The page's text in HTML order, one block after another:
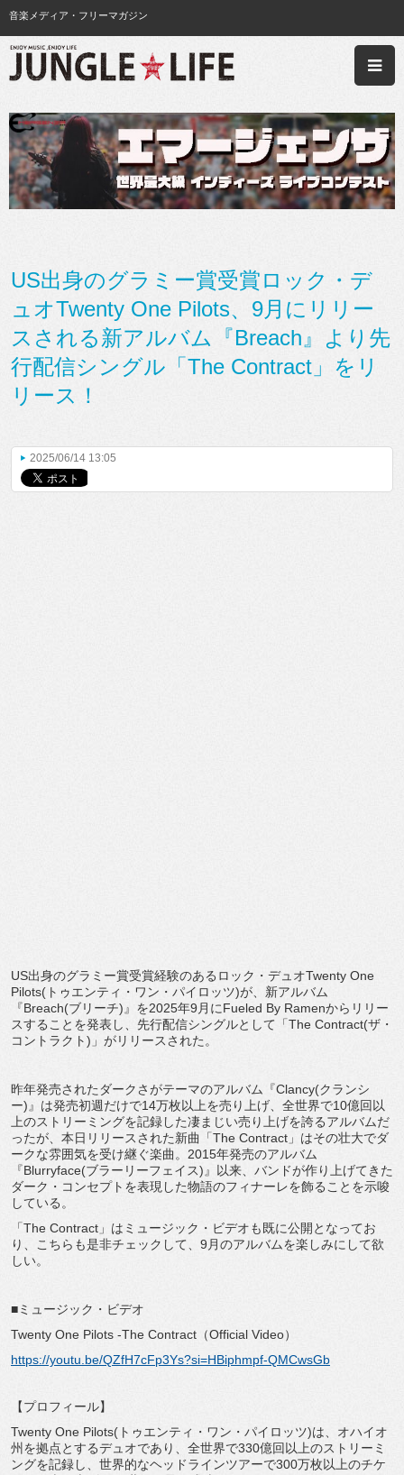
音楽メディア・フリーマガジン
US出身のグラミー賞受賞ロック・デ
ュオTwenty One Pilots、9月にリリー
スされる新アルバム『Breach』より先
行配信シングル「The Contract」をリ
リース！
2025/06/14 13:05
US出身のグラミー賞受賞経験のあるロック・デュオTwenty One
Pilots(トゥエンティ・ワン・パイロッツ)が、新アルバム
『Breach(ブリーチ)』を2025年9月にFueled By Ramenからリリー
スすることを発表し、先行配信シングルとして「The Contract(ザ・
コントラクト)」がリリースされた。
昨年発売されたダークさがテーマのアルバム『Clancy(クランシ
ー)』は発売初週だけで14万枚以上を売り上げ、全世界で10億回以
上のストリーミングを記録した凄まじい売り上げを誇るアルバムだ
ったが、本日リリースされた新曲「The Contract」はその壮大でダ
ークな雰囲気を受け継ぐ楽曲。2015年発売のアルバム
『Blurryface(ブラーリーフェイス)』以来、バンドが作り上げてきた
ダーク・コンセプトを表現した物語のフィナーレを飾ることを示唆
している。
「The Contract」はミュージック・ビデオも既に公開となってお
り、こちらも是非チェックして、9月のアルバムを楽しみにして欲
しい。
■ミュージック・ビデオ
Twenty One Pilots -The Contract（Official Video）
https://youtu.be/QZfH7cFp3Ys?si=HBiphmpf-QMCwsGb
【プロフィール】
Twenty One Pilots(トゥエンティ・ワン・パイロッツ)は、オハイオ
州を拠点とするデュオであり、全世界で330億回以上のストリーミ
ングを記録し、世界的なヘッドラインツアーで300万枚以上のチケ